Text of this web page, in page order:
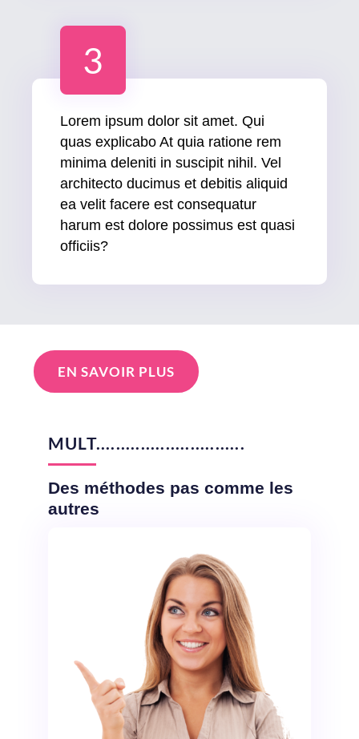
3
Lorem ipsum dolor sit amet. Qui
quas explicabo At quia ratione rem
minima deleniti in suscipit nihil. Vel
architecto ducimus et debitis aliquid
ea velit facere est consequatur
harum est dolore possimus est quasi
officiis?
EN SAVOIR PLUS
MULT..............................
Des méthodes pas comme les
autres